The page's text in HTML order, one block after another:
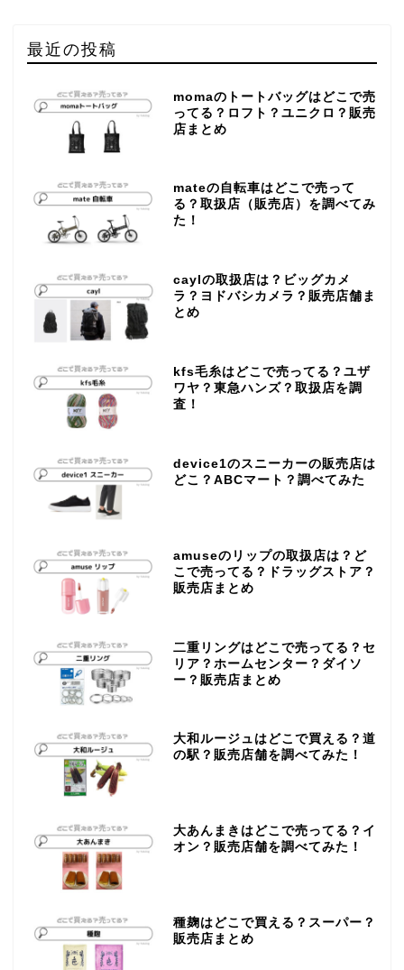
最近の投稿
momaのトートバッグはどこで売
ってる？ロフト？ユニクロ？販売
mateの自転車はどこで売って
る？取扱店（販売店）を調べてみ
caylの取扱店は？ビッグカメ
ラ？ヨドバシカメラ？販売店舗ま
kfs毛糸はどこで売ってる？ユザ
ワヤ？東急ハンズ？取扱店を調
device1のスニーカーの販売店は
amuseのリップの取扱店は？ど
こで売ってる？ドラッグストア？
二重リングはどこで売ってる？セ
リア？ホームセンター？ダイソ
大和ルージュはどこで買える？道
大あんまきはどこで売ってる？イ
種麹はどこで買える？スーパー？